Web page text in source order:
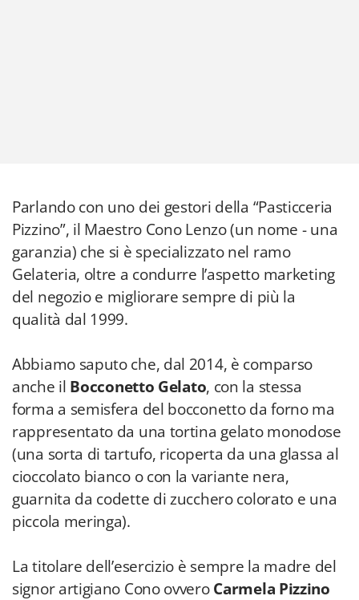
Parlando con uno dei gestori della “Pasticceria
Pizzino”, il Maestro Cono Lenzo (un nome - una
garanzia) che si è specializzato nel ramo
Gelateria, oltre a condurre l’aspetto marketing
del negozio e migliorare sempre di più la
qualità dal 1999.
Abbiamo saputo che, dal 2014, è comparso
anche il Bocconetto Gelato, con la stessa
forma a semisfera del bocconetto da forno ma
rappresentato da una tortina gelato monodose
(una sorta di tartufo, ricoperta da una glassa al
cioccolato bianco o con la variante nera,
guarnita da codette di zucchero colorato e una
piccola meringa).
La titolare dell’esercizio è sempre la madre del
signor artigiano Cono ovveroCarmela Pizzino